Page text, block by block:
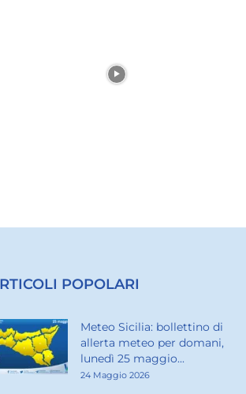
POPOLARI
Meteo Sicilia: bollettino di
allerta meteo per domani,
lunedì 25 maggio...
24 Maggio 2026